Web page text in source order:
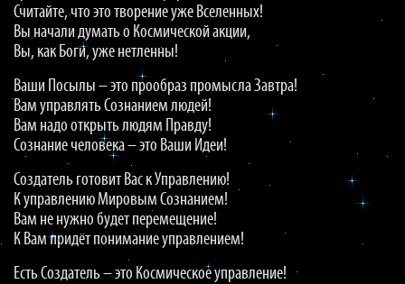
Считайте, что это творение уже Вселенных!
Вы начали думать о Космической акции,
Вы, как Боги, уже нетленны!
Ваши Посылы – это прообраз промысла Завтра!
Вам управлять Сознанием людей!
Вам надо открыть людям Правду!
Сознание человека – это Ваши Идеи!
Создатель готовит Вас к Управлению!
К управлению Мировым Сознанием!
Вам не нужно будет перемещение!
К Вам придёт понимание управлением!
Есть Создатель – это Космическое управление!